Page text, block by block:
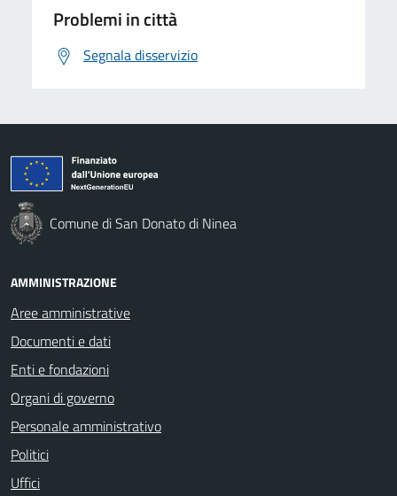
Problemi in città
Segnala disservizio
Comune di San Donato di Ninea
AMMINISTRAZIONE
Aree amministrative
Documenti e dati
Enti e fondazioni
Organi di governo
Personale amministrativo
Politici
Uffici